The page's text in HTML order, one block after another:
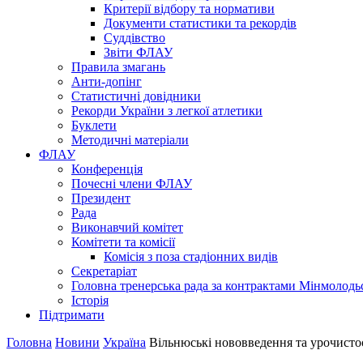
Критерії відбору та нормативи
Документи статистики та рекордів
Суддівство
Звіти ФЛАУ
Правила змагань
Анти-допінг
Статистичні довідники
Рекорди України з легкої атлетики
Буклети
Методичні матеріали
ФЛАУ
Конференція
Почесні члени ФЛАУ
Президент
Рада
Виконавчий комітет
Комітети та комісії
Комісія з поза стадіонних видів
Секретаріат
Головна тренерська рада за контрактами
Історія
Підтримати
Головна Новини Україна Вільнюські нововведення та